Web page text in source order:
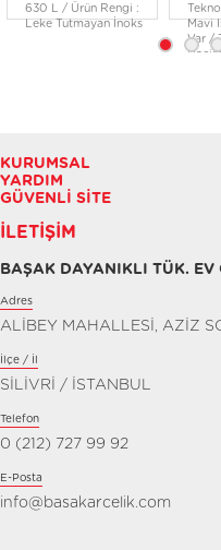
630 L / Ürün Rengi :
Leke Tutmayan İnoks
Mavi
Var /
KURUMSAL
YARDIM
GÜVENLI SITE
İLETIŞIM
BAŞAK DAYANIKLI TÜK. EV
Adres
ALİBEY MAHALLESİ, AZİZ
İlçe / İl
SİLİVRİ / İSTANBUL
Telefon
0 (212) 727 99 92
E-Posta
info@basakarcelik.com